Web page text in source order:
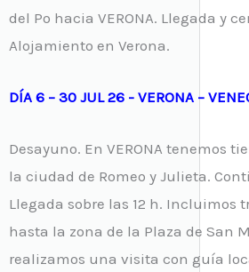
del Po hacia VERONA. Llegada y
Alojamiento en Verona.
DÍA 6 – 30 JUL 26 - VERONA –
Desayuno. En VERONA tenemos
la ciudad de Romeo y Julieta.
Llegada sobre las 12 h. Incluimos
hasta la zona de la Plaza de San
realizamos una visita con guía